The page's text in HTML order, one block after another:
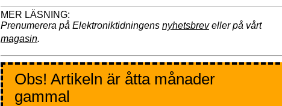
Prenumerera på Elektroniktidningens nyhetsbreveller på vårt
magasin.
Obs! Artikeln är åtta månader
gammal